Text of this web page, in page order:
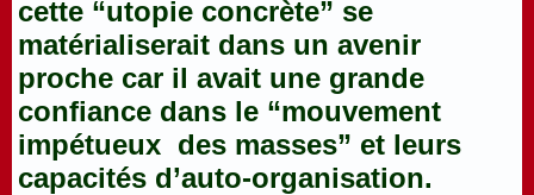
cette “utopie concrète” se
matérialiserait dans un avenir
proche car il avait une grande
confiance dans le “mouvement
impétueux des masses” et leurs
capacités d’auto-organisation.